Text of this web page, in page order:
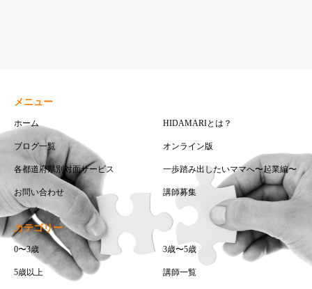
メニュー
ホーム HIDAMARIとは？
ブログ一覧 オンライン版
各都道府県別対面サービス 一歩踏み出したいママへ〜起業編〜
お問い合わせ 講師募集
カテゴリー
0〜3歳 3歳〜5歳
5歳以上 講師一覧